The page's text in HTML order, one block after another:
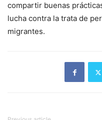
compartir buenas
lucha contra la trata de
migrantes.